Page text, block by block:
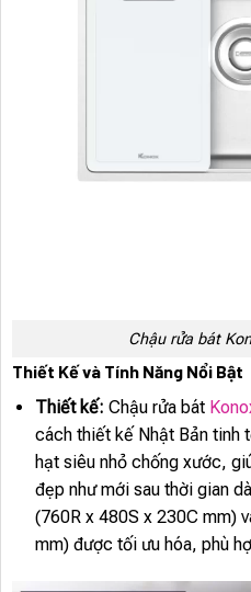
Chậu rửa bát
Thiết Kế và Tính Năng Nổi Bật
Thiết kế: Chậu rửa bát
cách thiết kế Nhật Bản tinh
hạt siêu nhỏ chống xước,
đẹp như mới sau thời gian
(760R x 480S x 230C mm)
mm) được tối ưu hóa, phù